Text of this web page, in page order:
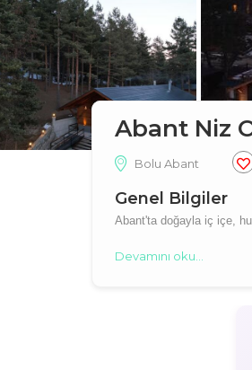
Abant Niz
Bolu Abant
Genel Bilgiler
Abant'ta doğayla iç içe,
Devamını oku...